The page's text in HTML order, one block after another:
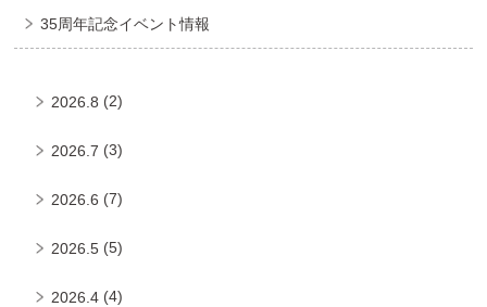
35周年記念イベント情報
2026.8 (2)
2026.7 (3)
2026.6 (7)
2026.5 (5)
2026.4 (4)